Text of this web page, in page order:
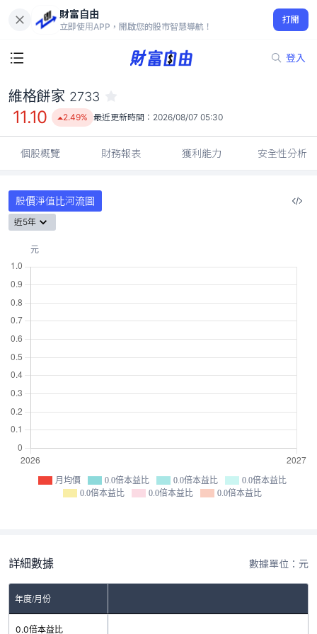
財富自由
立即使用APP，開啟您的股市智慧導航！
打開
登入
11.10
2.49%
維格餅家 2733
11.10 2.49% 最近更新時間： 2026/08/07 05:30
個股概覽 財務報表 獲利能力 安全性分析
股價淨值比河流圖
近5年
月均價 0.0倍本益比 0.0倍本益比
0.0倍本益比
0.0倍本益比
0.0倍本益比 0.0倍本益比
詳細數據 數據單位：元
年度/月份
0.0倍本益比